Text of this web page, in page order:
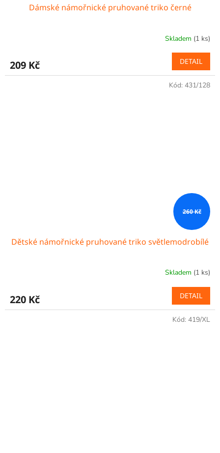
Dámské námořnické pruhované triko černé
Skladem (1 ks)
209 Kč DETAIL
260 Kč
Dětské námořnické pruhované triko světlemodrobílé
Skladem (1 ks)
220 Kč DETAIL
Kód: 431/128
Kód: 419/XL